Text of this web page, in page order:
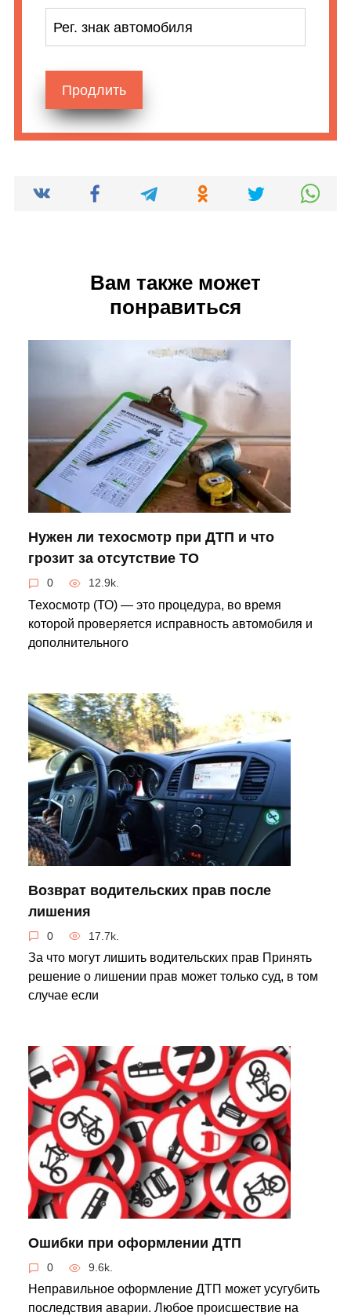
Рег. знак автомобиля
Продлить
Вам также может
понравиться
Нужен ли техосмотр при ДТП и что
грозит за отсутствие ТО
0 12.9k.
Техосмотр (ТО) — это процедура, во время
которой проверяется исправность автомобиля и
дополнительного
Возврат водительских прав после
лишения
0 17.7k.
За что могут лишить водительских прав Принять
решение о лишении прав может только суд, в том
случае если
Ошибки при оформлении ДТП
0 9.6k.
Неправильное оформление ДТП может усугубить
последствия аварии. Любое происшествие на